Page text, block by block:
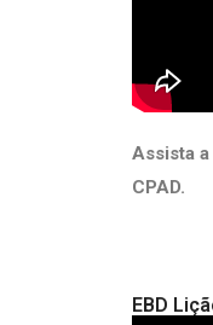
Assista
CPAD.
EBD